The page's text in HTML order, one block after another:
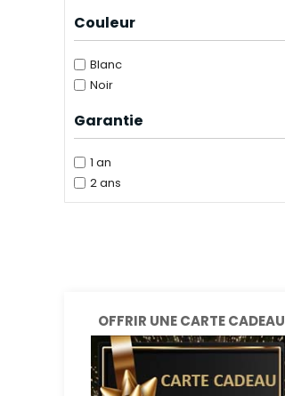
Couleur
Blanc
Noir
Garantie
1 an
2 ans
OFFRIR UNE CARTE CADEAU